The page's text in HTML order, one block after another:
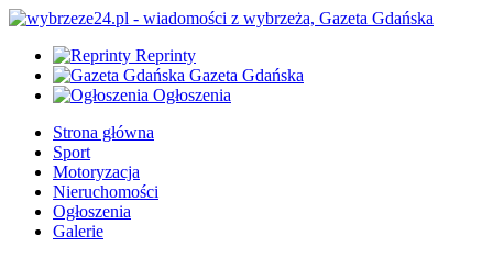
Reprinty
Gazeta Gdańska
Ogłoszenia
Strona główna
Sport
Motoryzacja
Nieruchomości
Ogłoszenia
Galerie